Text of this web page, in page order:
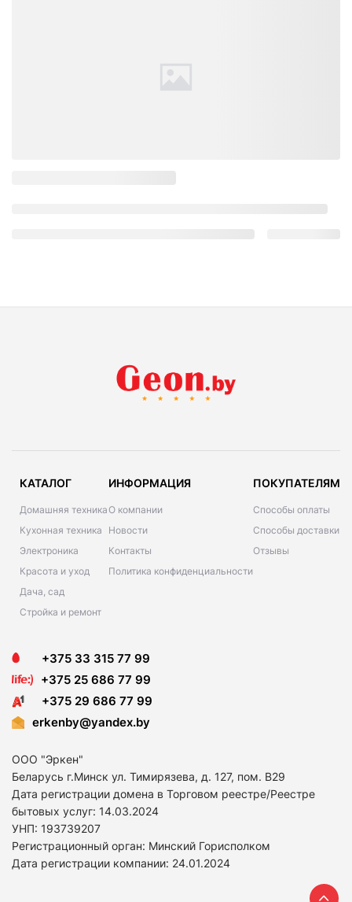
КАТАЛОГ
Домашняя техника
Кухонная техника
Электроника
Красота и уход
Дача, сад
Стройка и ремонт
ИНФОРМАЦИЯ
О компании
Новости
Контакты
Политика конфиденциальности
ПОКУПАТЕЛЯМ
Способы оплаты
Способы доставки
Отзывы
+375 33 315 77 99
+375 25 686 77 99
+375 29 686 77 99
erkenby@yandex.by
ООО "Эркен"
Беларусь г.Минск ул. Тимирязева, д. 127, пом. В29
Дата регистрации домена в Торговом реестре/Реестре
бытовых услуг: 14.03.2024
УНП: 193739207
Регистрационный орган: Минский Горисполком
Дата регистрации компании: 24.01.2024